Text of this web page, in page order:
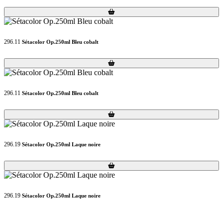
Loading...
Loading...
296.11 Sétacolor Op.250ml Bleu cobalt
Loading...
Loading...
296.11 Sétacolor Op.250ml Bleu cobalt
Loading...
Loading...
296.19 Sétacolor Op.250ml Laque noire
Loading...
Loading...
296.19 Sétacolor Op.250ml Laque noire